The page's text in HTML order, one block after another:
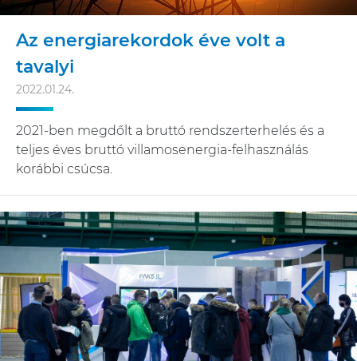
Az energiarekordok éve volt a
tavalyi
2022.01.24.
2021-ben megdőlt a bruttó rendszerterhelés és a
teljes éves bruttó villamosenergia-felhasználás
korábbi csúcsa.